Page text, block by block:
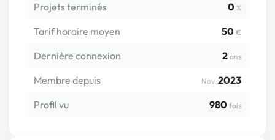
Projets terminés 0 %
Tarif horaire moyen 50 €
Dernière connexion 2 ans
Membre depuis Nov. 2023
Profil vu
980 fois